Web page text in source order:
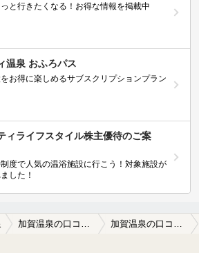
と行きたくなる！お得な情報を掲載中
温泉 おふろパス
お得に楽しめるサブスクリプションプラン
ィライフスタイル株主優待のご案
度で人気の温浴施設に行こう！対象施設が
した！